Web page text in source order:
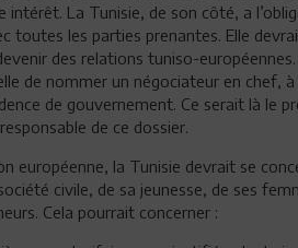
intérêt. La Tunisie, de son côté, a
toutes les parties prenantes. Elle
des relations tuniso-
de nommer un négociateur en chef,
de gouvernement. Ce serait là le
de ce dossier.
européenne, la Tunisie devrait se
civile, de sa jeunesse, de ses
Cela pourrait concerner :